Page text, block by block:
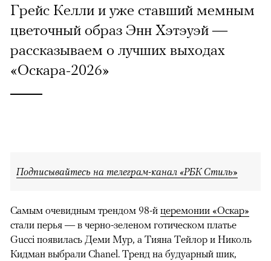
Грейс Келли и уже ставший мемным
цветочный образ Энн Хэтэуэй —
рассказываем о лучших выходах
«Оскара-2026»
Подписывайтесь на телеграм-канал «РБК Стиль»
Самым очевидным трендом 98-й церемонии «Оскар»
стали перья — в черно-зеленом готическом платье
Gucci появилась Деми Мур, а Тияна Тейлор и Николь
Кидман выбрали Chanel. Тренд на будуарный шик,